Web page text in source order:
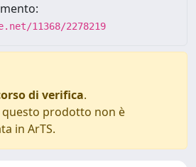
11368/2278219
di verifica.
prodotto non è
in ArTS.